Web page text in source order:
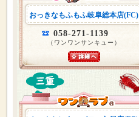
おっきなもふもふ岐阜総本店(FC)
058-271-1139
（ワンワンサンキュー）